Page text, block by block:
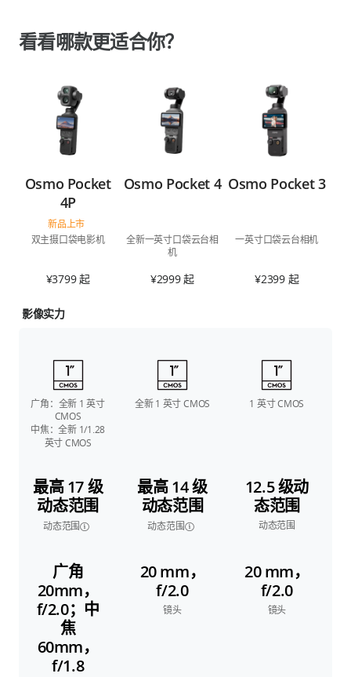
看看哪款更适合你？
Osmo Pocket
4P
Osmo Pocket 4 Osmo Pocket 3
新品上市
双主摄口袋电影机
全新一英寸口袋云台相
机
一英寸口袋云台相机
¥3799 起 ¥2999 起 ¥2399 起
影像实力
广角：全新 1 英寸
CMOS
中焦：全新 1/1.28
英寸 CMOS
全新 1 英寸 CMOS 1 英寸 CMOS
最高 17 级
动态范围
动态范围
最高 14 级
动态范围
动态范围
12.5 级动
态范围
动态范围
广角
20mm，
f/2.0；中
焦
60mm，
f/1.8
20 mm，
f/2.0
镜头
20 mm，
f/2.0
镜头